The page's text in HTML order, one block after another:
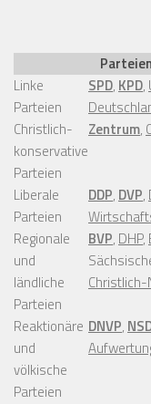
Linke
Parteien
SPD, KPD,
Christlich-
konservative
Parteien
Zentrum,
Liberale
Parteien
DDP, DVP,
Regionale
und
ländliche
Parteien
BVP, DHP,
Reaktionäre
und
völkische
Parteien
DNVP,